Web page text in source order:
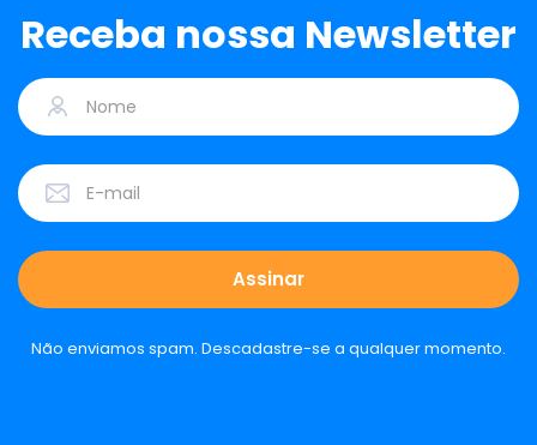
Receba nossa Newsletter
Não enviamos spam. Descadastre-se a qualquer momento.